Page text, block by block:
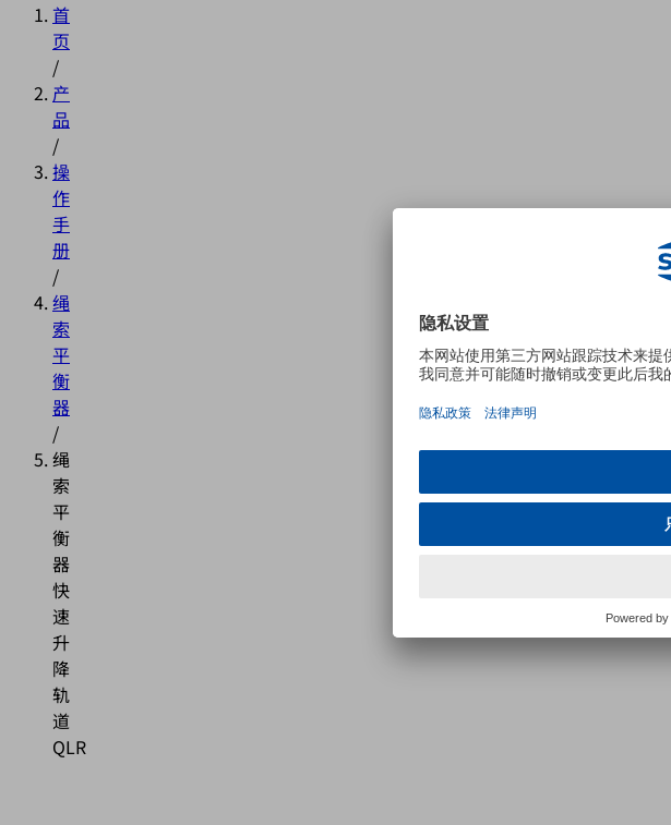
首
页
/
产
品
/
操
作
手
册
/
绳
索
平
衡
器
/
绳
索
平
衡
器
快
速
升
降
轨
道
QLR